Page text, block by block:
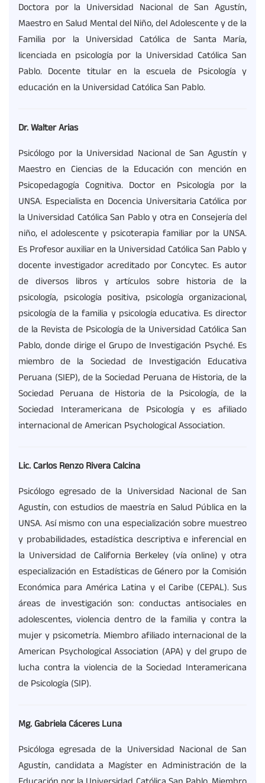
Doctora por la Universidad Nacional de San Agustín,
Maestro en Salud Mental del Niño, del Adolescente y de la
Familia por la Universidad Católica de Santa María,
licenciada en psicología por la Universidad Católica San
Pablo. Docente titular en la escuela de Psicología y
educación en la Universidad Católica San Pablo.
Dr. Walter Arias
Psicólogo por la Universidad Nacional de San Agustín y
Maestro en Ciencias de la Educación con mención en
Psicopedagogía Cognitiva. Doctor en Psicología por la
UNSA. Especialista en Docencia Universitaria Católica por
la Universidad Católica San Pablo y otra en Consejería del
niño, el adolescente y psicoterapia familiar por la UNSA.
Es Profesor auxiliar en la Universidad Católica San Pablo y
docente investigador acreditado por Concytec. Es autor
de diversos libros y artículos sobre historia de la
psicología, psicología positiva, psicología organizacional,
psicología de la familia y psicología educativa. Es director
de la Revista de Psicología de la Universidad Católica San
Pablo, donde dirige el Grupo de Investigación Psyché. Es
miembro de la Sociedad de Investigación Educativa
Peruana (SIEP), de la Sociedad Peruana de Historia, de la
Sociedad Peruana de Historia de la Psicología, de la
Sociedad Interamericana de Psicología y es afiliado
internacional de American Psychological Association.
Lic. Carlos Renzo Rivera Calcina
Psicólogo egresado de la Universidad Nacional de San
Agustín, con estudios de maestría en Salud Pública en la
UNSA. Así mismo con una especialización sobre muestreo
y probabilidades, estadística descriptiva e inferencial en
la Universidad de California Berkeley (vía online) y otra
especialización en Estadísticas de Género por la Comisión
Económica para América Latina y el Caribe (CEPAL). Sus
áreas de investigación son: conductas antisociales en
adolescentes, violencia dentro de la familia y contra la
mujer y psicometría. Miembro afiliado internacional de la
American Psychological Association (APA) y del grupo de
lucha contra la violencia de la Sociedad Interamericana
de Psicología (SIP).
Mg. Gabriela Cáceres Luna
Psicóloga egresada de la Universidad Nacional de San
Agustín, candidata a Magíster en Administración de la